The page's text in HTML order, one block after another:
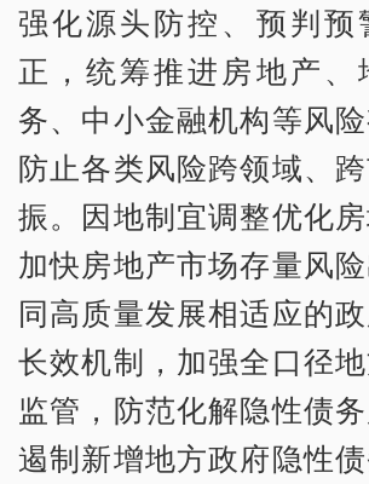
强化源头防控、预判预
正，统筹推进房地产、
务、中小金融机构等风险
防止各类风险跨领域、
振。因地制宜调整优化房
加快房地产市场存量风
同高质量发展相适应的
长效机制，加强全口径
监管，防范化解隐性债
遏制新增地方政府隐性